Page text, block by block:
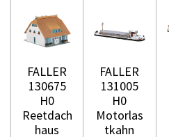
FALLER
130675
H0
Reetdach
haus
FALLER
131005
H0
Motorlas
tkahn